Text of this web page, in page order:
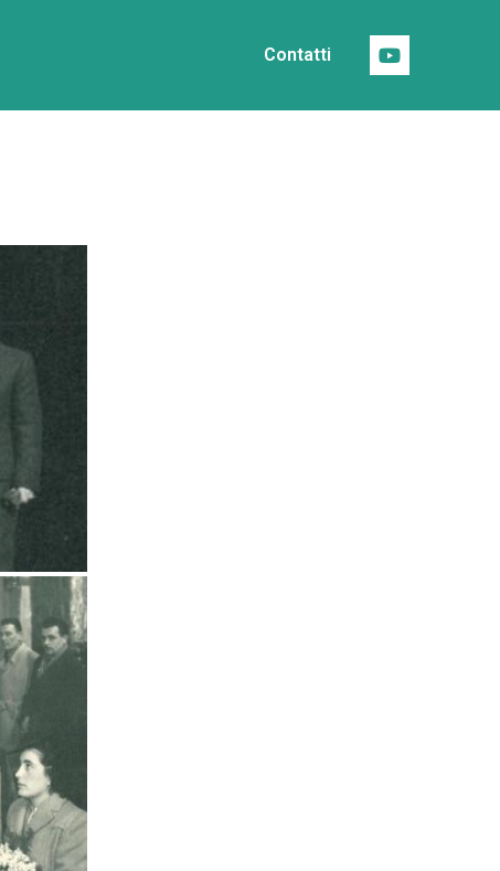
Contatti